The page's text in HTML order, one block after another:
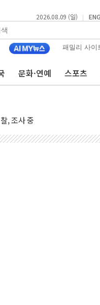
2026.08.09 (일) | ENG
패밀리 사이
문화·연예 스포츠
어선다
...金 46.01% vs 鄭 44.53%
68.63%
48.54% vs 鄭 44.40%
정청래 44.40%
민석 46.35% 송영길 5.83%
청래 41.94% 송영길 7.76%
시간 되길"
두고 막판 셈법